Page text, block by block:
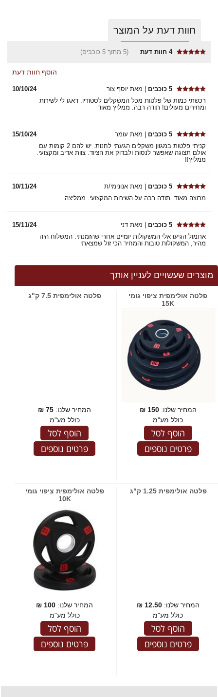
חוות דעת על המוצר
4 חוות דעת (5 מתוך 5 כוכבים)
הוסף חוות דעת
5 כוכבים | מאת יוסף צור
10/10/24
רכשתי כמות של פלטות מכל המשקלים לסטודיו. דאגו לי לשירות
ומחירים מעולים! תודה רבה. ממליץ מאוד
5 כוכבים | מאת עומר
15/10/24
קניתי פלטות במגוון משקלים הגעתי לחנות. יש להם 2 קומות עם
אולם תצוגה שאפשר לנסות ולבדוק את הציוד. צוות אדיב ומקצועי.
ממליץ!!
5 כוכבים | מאת אנונימי/ת
10/11/24
מרוצה מאוד. תודה רבה על השירות המקצועי. ממליצה
5 כוכבים | מאת דני
15/11/24
אתמול הגיעו אלי המשקולות יומיים אחרי שהזמנתי. המשלוח היה
מהיר, המשקולות טובות והמחיר הכי זול שמצאתי
מוצרים שעשויים לעניין אותך
פלטה אולימפית ציפוי גומי
15K
המחיר שלנו:150
₪
כולל מע"מ
הוסף לסל
פרטים נוספים
פלטה אולימפית 7.5 ק"ג
המחיר שלנו: 75
₪
כולל מע"מ
הוסף לסל
פרטים נוספים
פלטה אולימפית 1.25 ק"ג
המחיר שלנו:12.50
₪
כולל מע"מ
הוסף לסל
פרטים נוספים
פלטה אולימפית ציפוי גומי
10K
המחיר שלנו: 100
₪
כולל מע"מ
הוסף לסל
פרטים נוספים